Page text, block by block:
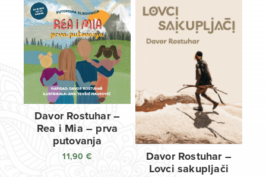
Davor Rostuhar –
Rea i Mia – prva
putovanja
11,90 €
Davor Rostuhar –
Lovci sakupljači